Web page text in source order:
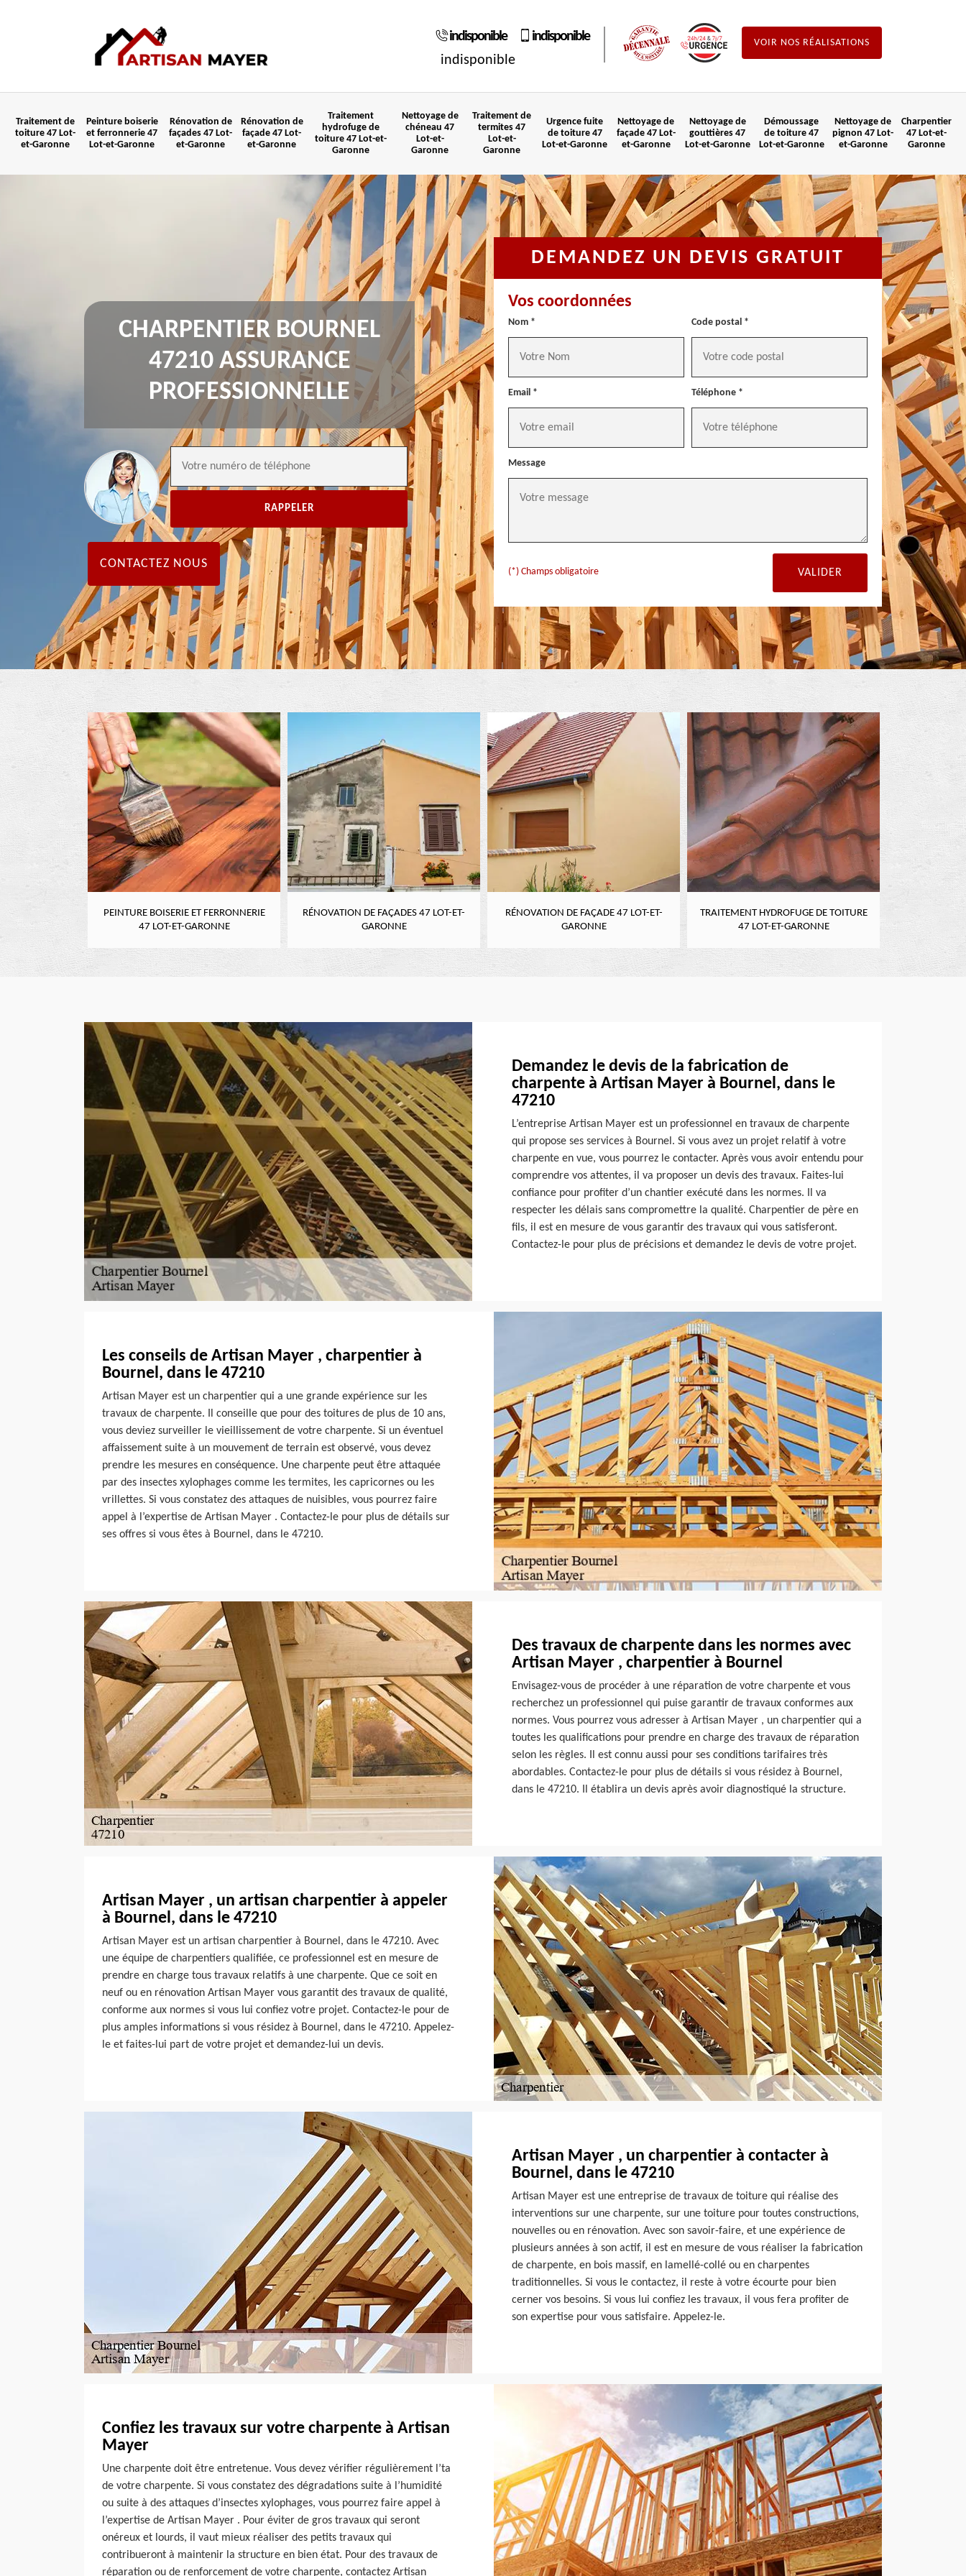
indisponible
indisponible
indisponible
VOIR NOS RÉALISATIONS
Traitement de
toiture 47 Lot-
et-Garonne
Peinture boiserie
et ferronnerie 47
Lot-et-Garonne
Rénovation de
façades 47 Lot-
et-Garonne
Rénovation de
façade 47 Lot-
et-Garonne
Traitement
hydrofuge de
toiture 47 Lot-et-
Garonne
Nettoyage de
chéneau 47
Lot-et-
Garonne
Traitement de
termites 47
Lot-et-
Garonne
Urgence fuite
de toiture 47
Lot-et-Garonne
Nettoyage de
façade 47 Lot-
et-Garonne
Nettoyage de
gouttières 47
Lot-et-Garonne
Démoussage
de toiture 47
Lot-et-Garonne
Nettoyage de
pignon 47 Lot-
et-Garonne
Charpentier
47 Lot-et-
Garonne
CHARPENTIER BOURNEL
47210 ASSURANCE
PROFESSIONNELLE
CONTACTEZ NOUS
DEMANDEZ UN DEVIS GRATUIT
Vos coordonnées
Nom * Code postal *
Email * Téléphone *
Message
(*) Champs obligatoire
PEINTURE BOISERIE ET FERRONNERIE
47 LOT-ET-GARONNE
RÉNOVATION DE FAÇADES 47 LOT-ET-
GARONNE
RÉNOVATION DE FAÇADE 47 LOT-ET-
GARONNE
TRAITEMENT HYDROFUGE DE TOITURE
47 LOT-ET-GARONNE
Demandez le devis de la fabrication de
charpente à Artisan Mayer à Bournel, dans le
47210
L’entreprise Artisan Mayer est un professionnel en travaux de charpente
qui propose ses services à Bournel. Si vous avez un projet relatif à votre
charpente en vue, vous pourrez le contacter. Après vous avoir entendu pour
comprendre vos attentes, il va proposer un devis des travaux. Faites-lui
confiance pour profiter d’un chantier exécuté dans les normes. Il va
respecter les délais sans compromettre la qualité. Charpentier de père en
fils, il est en mesure de vous garantir des travaux qui vous satisferont.
Contactez-le pour plus de précisions et demandez le devis de votre projet.
Les conseils de Artisan Mayer , charpentier à
Bournel, dans le 47210
Artisan Mayer est un charpentier qui a une grande expérience sur les
travaux de charpente. Il conseille que pour des toitures de plus de 10 ans,
vous deviez surveiller le vieillissement de votre charpente. Si un éventuel
affaissement suite à un mouvement de terrain est observé, vous devez
prendre les mesures en conséquence. Une charpente peut être attaquée
par des insectes xylophages comme les termites, les capricornes ou les
vrillettes. Si vous constatez des attaques de nuisibles, vous pourrez faire
appel à l’expertise de Artisan Mayer . Contactez-le pour plus de détails sur
ses offres si vous êtes à Bournel, dans le 47210.
Des travaux de charpente dans les normes avec
Artisan Mayer , charpentier à Bournel
Envisagez-vous de procéder à une réparation de votre charpente et vous
recherchez un professionnel qui puise garantir de travaux conformes aux
normes. Vous pourrez vous adresser à Artisan Mayer , un charpentier qui a
toutes les qualifications pour prendre en charge des travaux de réparation
selon les règles. Il est connu aussi pour ses conditions tarifaires très
abordables. Contactez-le pour plus de détails si vous résidez à Bournel,
dans le 47210. Il établira un devis après avoir diagnostiqué la structure.
Artisan Mayer , un artisan charpentier à appeler
à Bournel, dans le 47210
Artisan Mayer est un artisan charpentier à Bournel, dans le 47210. Avec
une équipe de charpentiers qualifiée, ce professionnel est en mesure de
prendre en charge tous travaux relatifs à une charpente. Que ce soit en
neuf ou en rénovation Artisan Mayer vous garantit des travaux de qualité,
conforme aux normes si vous lui confiez votre projet. Contactez-le pour de
plus amples informations si vous résidez à Bournel, dans le 47210. Appelez-
le et faites-lui part de votre projet et demandez-lui un devis.
Artisan Mayer , un charpentier à contacter à
Bournel, dans le 47210
Artisan Mayer est une entreprise de travaux de toiture qui réalise des
interventions sur une charpente, sur une toiture pour toutes constructions,
nouvelles ou en rénovation. Avec son savoir-faire, et une expérience de
plusieurs années à son actif, il est en mesure de vous réaliser la fabrication
de charpente, en bois massif, en lamellé-collé ou en charpentes
traditionnelles. Si vous le contactez, il reste à votre écourte pour bien
cerner vos besoins. Si vous lui confiez les travaux, il vous fera profiter de
son expertise pour vous satisfaire. Appelez-le.
Confiez les travaux sur votre charpente à Artisan
Mayer
Une charpente doit être entretenue. Vous devez vérifier régulièrement l’ta
de votre charpente. Si vous constatez des dégradations suite à l’humidité
ou suite à des attaques d’insectes xylophages, vous pourrez faire appel à
l’expertise de Artisan Mayer . Pour éviter de gros travaux qui seront
onéreux et lourds, il vaut mieux réaliser des petits travaux qui
contribueront à maintenir la structure en bien état. Pour des travaux de
réparation ou de renforcement de votre charpente, contactez Artisan